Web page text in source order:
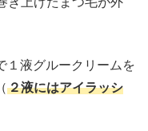
液グルークリームを
２液にはアイラッシ